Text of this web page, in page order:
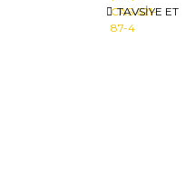
TAVSİYE ET